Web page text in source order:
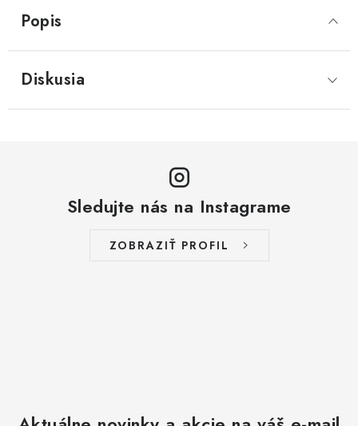
Popis
Diskusia
Sledujte nás na Instagrame
ZOBRAZIŤ PROFIL